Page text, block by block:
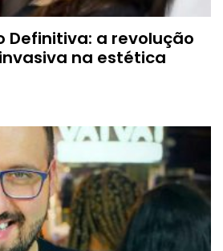
Definitiva: a revolução
na estética